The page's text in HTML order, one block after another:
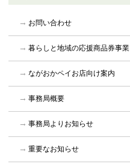
お問い合わせ
暮らしと地域の応援商品券事業
ながおかペイお店向け案内
事務局概要
事務局よりお知らせ
重要なお知らせ